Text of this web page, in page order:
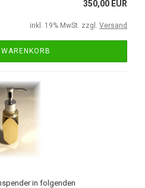
350,00 EUR
inkl. 19% MwSt. zzgl. Versand
WARENKORB
in folgenden